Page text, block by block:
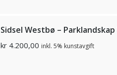
Sidsel Westbø – Parklandskap
kr4.200,00 inkl. 5% kunstavgift